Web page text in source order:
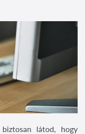
biztosan látod, hogy